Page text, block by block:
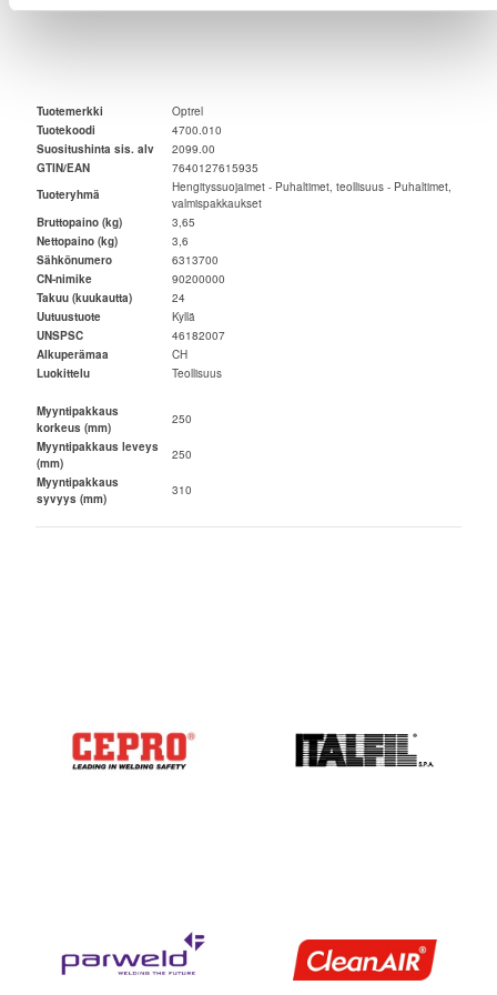
Tuotemerkki
Optrel
Tuotekoodi
4700.010
Suositushinta sis. alv
2099.00
GTIN/EAN
7640127615935
Tuoteryhmä
Hengityssuojaimet - Puhaltimet, teollisuus - Puhaltimet,
valmispakkaukset
Bruttopaino (kg)
3,65
Nettopaino (kg)
3,6
Sähkönumero
6313700
CN-nimike
90200000
Takuu (kuukautta)
24
Uutuustuote
Kyllä
UNSPSC
46182007
Alkuperämaa
CH
Luokittelu
Teollisuus
Myyntipakkaus
korkeus (mm)
250
Myyntipakkaus leveys
(mm)
250
Myyntipakkaus
syvyys (mm)
310